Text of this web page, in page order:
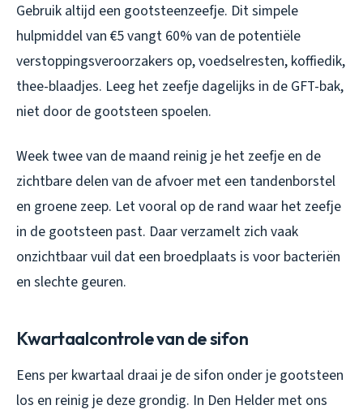
Gebruik altijd een gootsteenzeefje. Dit simpele
hulpmiddel van €5 vangt 60% van de potentiële
verstoppingsveroorzakers op, voedselresten, koffiedik,
thee-blaadjes. Leeg het zeefje dagelijks in de GFT-bak,
niet door de gootsteen spoelen.
Week twee van de maand reinig je het zeefje en de
zichtbare delen van de afvoer met een tandenborstel
en groene zeep. Let vooral op de rand waar het zeefje
in de gootsteen past. Daar verzamelt zich vaak
onzichtbaar vuil dat een broedplaats is voor bacteriën
en slechte geuren.
Kwartaalcontrole van de sifon
Eens per kwartaal draai je de sifon onder je gootsteen
los en reinig je deze grondig. In Den Helder met ons